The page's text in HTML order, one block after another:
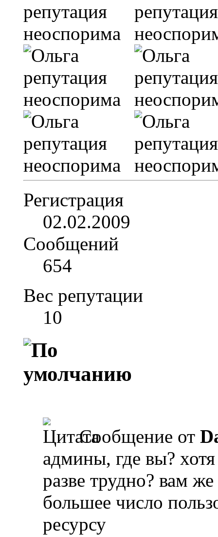
Регистрация
02.02.2009
Сообщений
654
Вес репутации
10
Сообщение от
админы, где вы?
разве трудно? вам
большее число
ресурсу